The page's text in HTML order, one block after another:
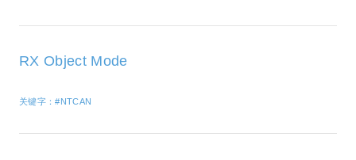
RX Object Mode
关键字：#NTCAN